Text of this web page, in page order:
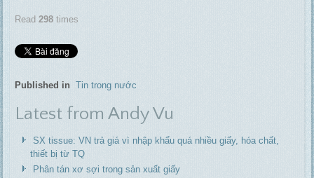
Read298 times
Published in Tin trong nước
Latest from Andy Vu
SX tissue: VN trả giá vì nhập khẩu quá nhiều giấy, hóa chất,
thiết bị từ TQ
Phân tán xơ sợi trong sản xuất giấy